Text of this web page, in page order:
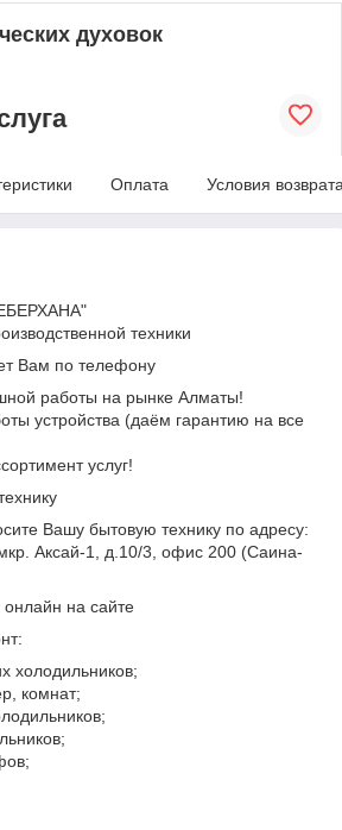
духовок
Оплата Условия
техники
Вам по телефону
работы на рынке Алматы!
устройства (даём гарантию на все
услуг!
Вашу бытовую технику по адресу:
Аксай-1, д.10/3, офис 200 (Саина-
на сайте
холодильников;
комнат;